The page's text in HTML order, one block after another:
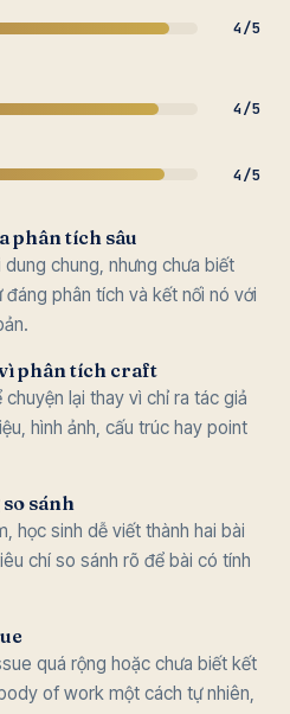
4/5
4/5
4/5
phân tích sâu
dung chung, nhưng chưa biết
phân tích và kết nối nó với
phân tích craft
lại thay vì chỉ ra tác giả
hình ảnh, cấu trúc hay point
sánh
học sinh dễ viết thành hai bài
chí so sánh rõ để bài có tính
quá rộng hoặc chưa biết kết
of work một cách tự nhiên,